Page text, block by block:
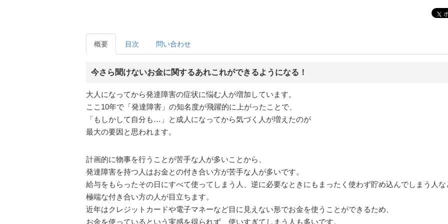
概要 目次 問い合わせ
今さら聞けないお金に関するあれこれができるようになる！
大人になってから発達障害の症状に悩む人が増加しています。
ここ10年で「発達障害」の知名度が飛躍的に上がったことで、
「もしかして自分も…」と成人になってから気づく人が増えたのが
最大の要因と思われます。
計画的に物事を行うことが苦手な人が多いことから、
発達障害を持つ人はお金との付き合い方が苦手な人が多いです。
給与をもらったその日にすべて使ってしまう人、逆に必要なときにもまったく使わず貯め込んでしまう人な
極端な付き合い方の人が目立ちます。
近年はクレジットカードや電子マネーなど目に見えない形でお金を使うことができるため、
お金を使っているという実感を得られず、使いすぎてしまう人も多いです。